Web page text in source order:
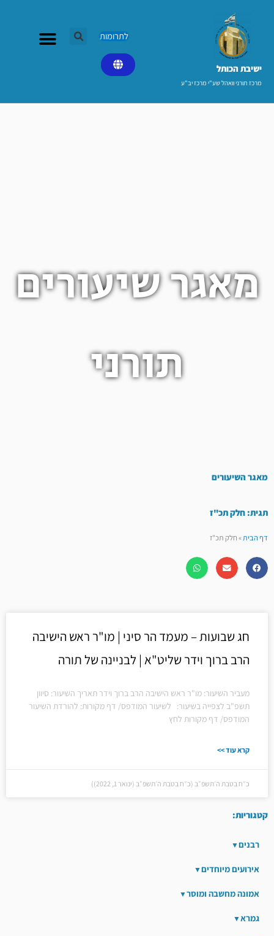
ישיבת הכותל​
מרכז תורני וואהל שע"י מרכז יב"ע
לתרומות
מאגר שיעורים
תורני
מאגר השיעורים
תגית: חלק תכ"ז
דף הבית»חלק תכ"ז
חג שבועות – מעמד הר סיני | מו"ר ראש הישיבה
הרב ברוך וידר שליט"א | לבניינה של תורה
מעביר השיעור: מו"ר ראש הישיבה הרב ברוך וידר תאריך השיעור: סיוון
תשפ"ב לצפייה בשיעור: לשיעור המודפס/ דף מקורות: להורדת השיעור
המודפס/ דף מקורות לחץ
קרא עוד >>
כ״ח בטבת ה׳תשפ״ב (כ״ח בטבת ה׳תשפ״ב (ינואר 1, 2022))
קטגוריות:
רבנים
אירועים מיוחדים
אמונה מחשבה ומוסר
גמרא